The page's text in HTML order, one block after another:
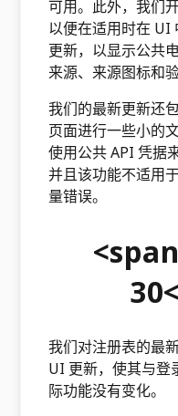
可用。此外，我们
以便在适用时在 UI
更新，以显示公共
来源、来源图标和
我们的最新更新还
页面进行一些小的
使用公共 API 凭据
并且该功能不适用
量错误。
我们对注册表的最
UI 更新，使其与登
际功能没有变化。